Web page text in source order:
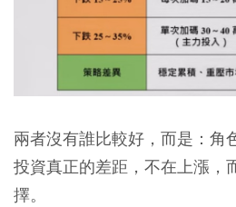
兩者沒有誰比較好，而是：角
投資真正的差距，不在上漲，
擇。